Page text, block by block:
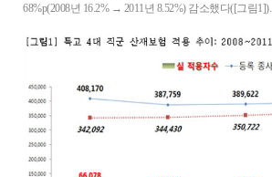
68%p(2008년 16.2% → 2011년 8.52%) 감소했다([그림1]).